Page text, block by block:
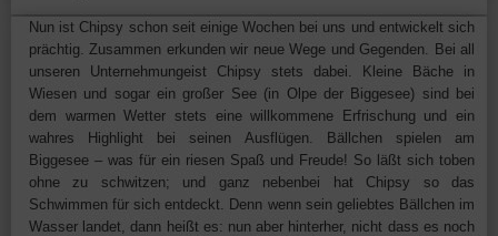
Nun ist Chipsy schon seit einige Wochen bei uns und entwickelt sich
prächtig. Zusammen erkunden wir neue Wege und Gegenden. Bei all
unseren Unternehmungeist Chipsy stets dabei. Kleine Bäche in
Wiesen und sogar ein großer See (in Olpe der Biggesee) sind bei
dem warmen Wetter stets eine willkommene Erfrischung und ein
wahres Highlight bei seinen Ausflügen. Bällchen spielen am
Biggesee – was für ein riesen Spaß und Freude! So läßt sich toben
ohne zu schwitzen; und ganz nebenbei hat Chipsy so das
Schwimmen für sich entdeckt. Denn wenn sein geliebtes Bällchen im
Wasser landet, dann heißt es: nun aber hinterher, nicht dass es noch